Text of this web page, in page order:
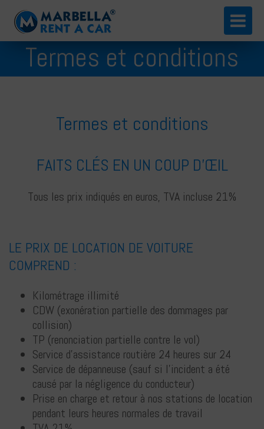
English
Español
Deutsch
Termes et conditions
Termes et conditions
FAITS CLÉS EN UN COUP D'ŒIL
Tous les prix indiqués en euros, TVA incluse 21%
LE PRIX DE LOCATION DE VOITURE
COMPREND :
Kilométrage illimité
CDW (exonération partielle des dommages par
collision)
TP (renonciation partielle contre le vol)
Service d'assistance routière 24 heures sur 24
Service de dépanneuse (sauf si l'incident a été
causé par la négligence du conducteur)
Prise en charge et retour à nos stations de location
pendant leurs heures normales de travail